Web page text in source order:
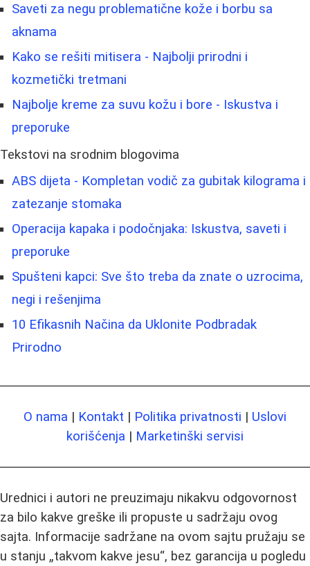
Saveti za negu problematične kože i borbu sa
aknama
Kako se rešiti mitisera - Najbolji prirodni i
kozmetički tretmani
Najbolje kreme za suvu kožu i bore - Iskustva i
preporuke
Tekstovi na srodnim blogovima
ABS dijeta - Kompletan vodič za gubitak kilograma i
zatezanje stomaka
Operacija kapaka i podočnjaka: Iskustva, saveti i
preporuke
Spušteni kapci: Sve što treba da znate o uzrocima,
negi i rešenjima
10 Efikasnih Načina da Uklonite Podbradak
Prirodno
O nama | Kontakt | Politika privatnosti | Uslovi
korišćenja | Marketinški servisi
Urednici i autori ne preuzimaju nikakvu odgovornost
za bilo kakve greške ili propuste u sadržaju ovog
sajta. Informacije sadržane na ovom sajtu pružaju se
u stanju „takvom kakve jesu“, bez garancija u pogledu